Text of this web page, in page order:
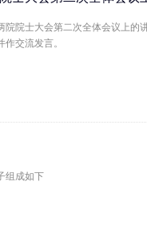
院士大会第二次全体会议上的
交流发言。
组成如下